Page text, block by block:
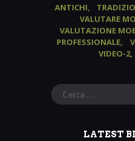
ANTICHI
VALUTARE
VALUTAZIONE
PROFESSIONALE
VIDEO-2
Ricerca
per:
LATEST